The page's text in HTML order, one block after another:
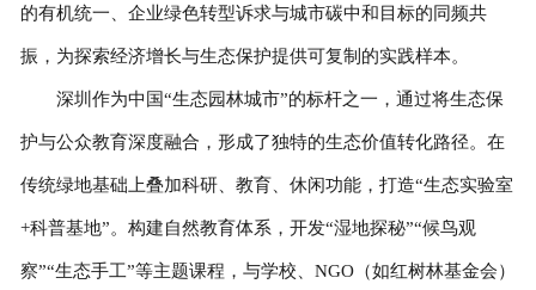
的有机统一、企业绿色转型诉求与城市碳中和目标的同频共
振，为探索经济增长与生态保护提供可复制的实践样本。
深圳作为中国“生态园林城市”的标杆之一，通过将生态保
护与公众教育深度融合，形成了独特的生态价值转化路径。在
传统绿地基础上叠加科研、教育、休闲功能，打造“生态实验室
+科普基地”。构建自然教育体系，开发“湿地探秘”“候鸟观
察”“生态手工”等主题课程，与学校、NGO（如红树林基金会）